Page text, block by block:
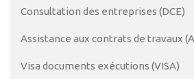
Consultation des entreprises (DCE)
Assistance aux contrats de travaux
Visa documents exécutions (VISA)